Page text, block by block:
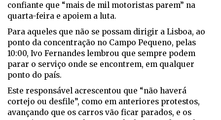
confiante que “mais de mil motoristas parem” na
quarta-feira e apoiem a luta.
Para aqueles que não se possam dirigir a Lisboa, ao
ponto da concentração no Campo Pequeno, pelas
10:00, Ivo Fernandes lembrou que sempre podem
parar o serviço onde se encontrem, em qualquer
ponto do país.
Este responsável acrescentou que “não haverá
cortejo ou desfile”, como em anteriores protestos,
avançando que os carros vão ficar parados, e os